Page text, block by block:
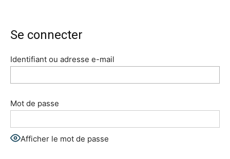
Se connecter
Identifiant ou adresse e-mail
Mot de passe
Afficher le mot de passe